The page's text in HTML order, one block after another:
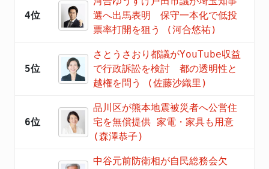
4位
選へ出馬表明 保守一本化で低投
票率打開を狙う (河合悠祐)
5位
さとうさおり都議がYouTube収益
で行政訴訟を検討 都の透明性と
越権を問う (佐藤沙織里)
6位
品川区が熊本地震被災者へ公営住
宅を無償提供 家電・家具も用意
(森澤恭子)
中谷元前防衛相が自民総務会欠